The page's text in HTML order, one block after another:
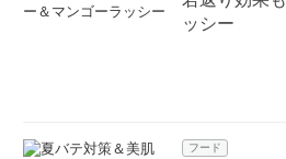
ッシー
フード